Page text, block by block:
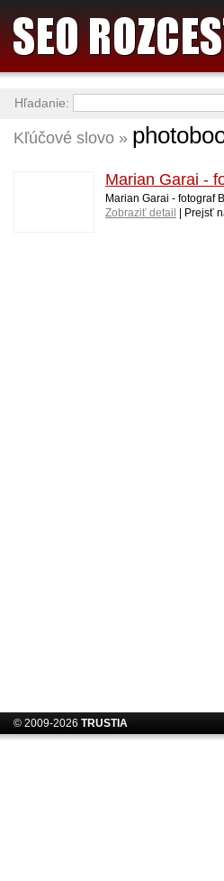
Kľúčové slovo »
Marian Garai -
Marian Garai - fotograf
Zobraziť detail
| Prejsť
Hľadanie:
© 2009-2026 TRUSTIA